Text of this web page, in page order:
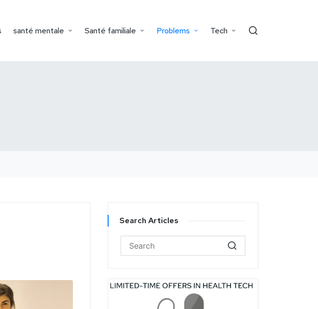
santé mentale Santé familiale Problems Tech
Search Articles